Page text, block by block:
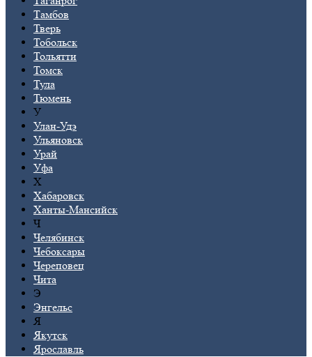
Тамбов
Тверь
Тобольск
Тольятти
Томск
Тула
Тюмень
У
Улан-Удэ
Ульяновск
Урай
Уфа
Х
Хабаровск
Ханты-Мансийск
Ч
Челябинск
Чебоксары
Череповец
Чита
Э
Энгельс
Я
Якутск
Ярославль